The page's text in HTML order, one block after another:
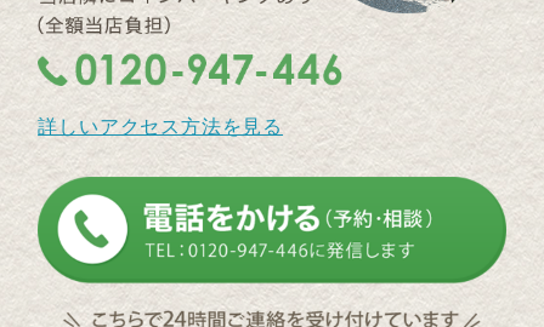
詳しいアクセス方法を見る